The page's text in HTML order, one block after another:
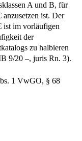
A und B, für
ist. Der
ist im vorläufigen
der
zu halbieren
9/20 –, juris Rn. 3).
1 VwGO, § 68